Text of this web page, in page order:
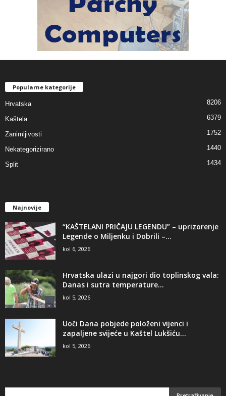
Popularne kategorije
Hrvatska 8206
Kaštela 6379
Zanimljivosti 1752
Nekategorizirano 1440
Split 1434
Najnovije
“KAŠTELANI PRIČAJU LEGENDU” – uprizorenje
Legende o Miljenku i Dobrili –...
kol 6, 2026
Hrvatska ulazi u najgori dio toplinskog vala:
Danas i sutra temperature...
kol 5, 2026
Uoči Dana pobjede položeni vijenci i
zapaljene svijeće u Kaštel Lukšiću...
kol 5, 2026